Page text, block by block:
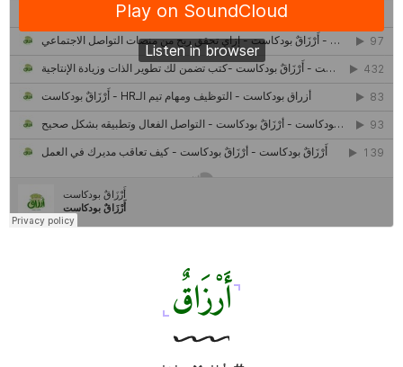
حصاد 2022 لمشروع "رواد 2030″
كل ما تريد معرفته عن مشروع "رواد 2030″
مركز جروان للثقافة والفنون | نموذج المركز القروي الريادي في الثقافة
أَرْزَاقٌ